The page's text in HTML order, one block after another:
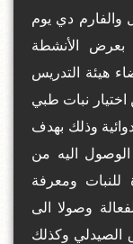
والفارم دي يوم
الموافق 5 ديسمبر لعام 2022 بعرض الأنشطة
هيئة التدريس
نبات طبي
وذلك بهدف
اليه من
ومعرفة
وصولا الى
الصيدلي وكذلك